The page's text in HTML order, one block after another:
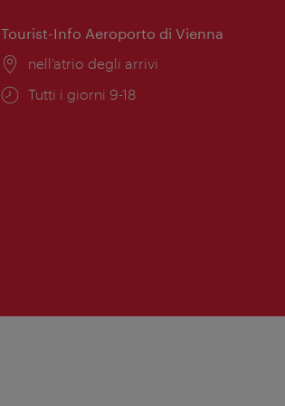
Tourist-Info Aeroporto di Vienna
Posizione:
nell’atrio degli arrivi
Orari
Tutti i giorni 9-18